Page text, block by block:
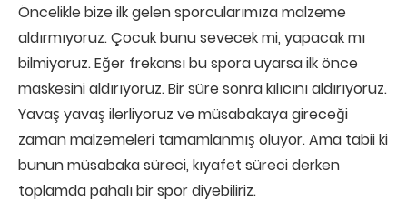
Öncelikle bize ilk gelen sporcularımıza malzeme
aldırmıyoruz. Çocuk bunu sevecek mi, yapacak mı
bilmiyoruz. Eğer frekansı bu spora uyarsa ilk önce
maskesini aldırıyoruz. Bir süre sonra kılıcını aldırıyoruz.
Yavaş yavaş ilerliyoruz ve müsabakaya gireceği
zaman malzemeleri tamamlanmış oluyor. Ama tabii ki
bunun müsabaka süreci, kıyafet süreci derken
toplamda pahalı bir spor diyebiliriz.